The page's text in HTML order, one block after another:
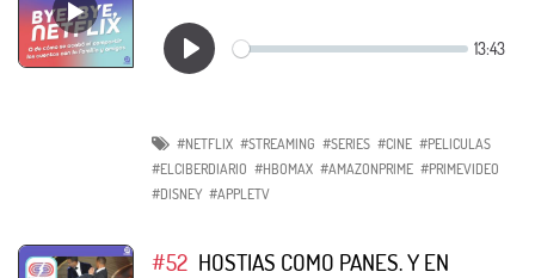
#NETFLIX #STREAMING #SERIES #CINE #PELICULAS
#ELCIBERDIARIO #HBOMAX #AMAZONPRIME #PRIMEVIDEO
#DISNEY #APPLETV
#52 HOSTIAS COMO PANES. Y EN